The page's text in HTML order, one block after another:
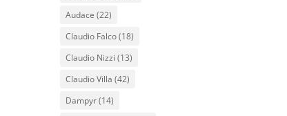
Audace (22)
Claudio Falco(18)
Claudio Nizzi (13)
Claudio Villa (42)
Dampyr(14)